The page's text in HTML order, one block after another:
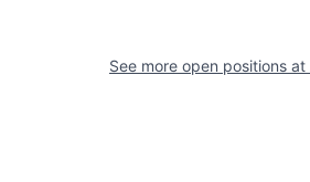
See more open positions at